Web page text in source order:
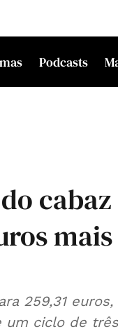
Podcasts
259,31
um ciclo de